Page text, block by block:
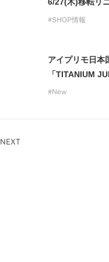
SHOP情報
アイプリモ日本
「TITANIUM
New
NEXT